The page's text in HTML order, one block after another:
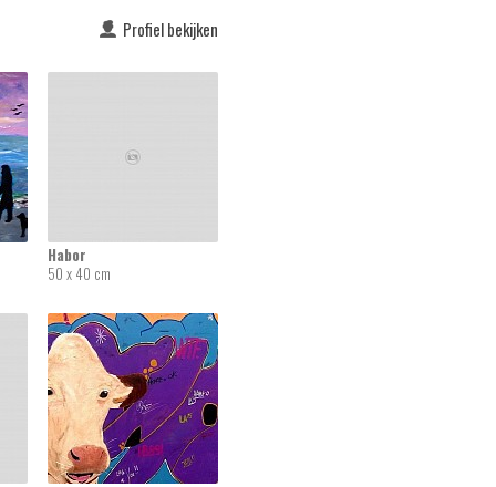
Profiel bekijken
Habor
50 x 40 cm